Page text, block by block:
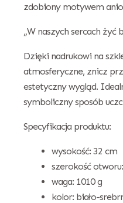
zdobiony motywem
„W naszych sercach żyć
Dzięki nadrukowi na
atmosferyczne, znicz
estetyczny wygląd.
symboliczny sposób
Specyfikacja produktu:
wysokość: 32 cm
szerokość
waga: 1010 g
kolor: biało-